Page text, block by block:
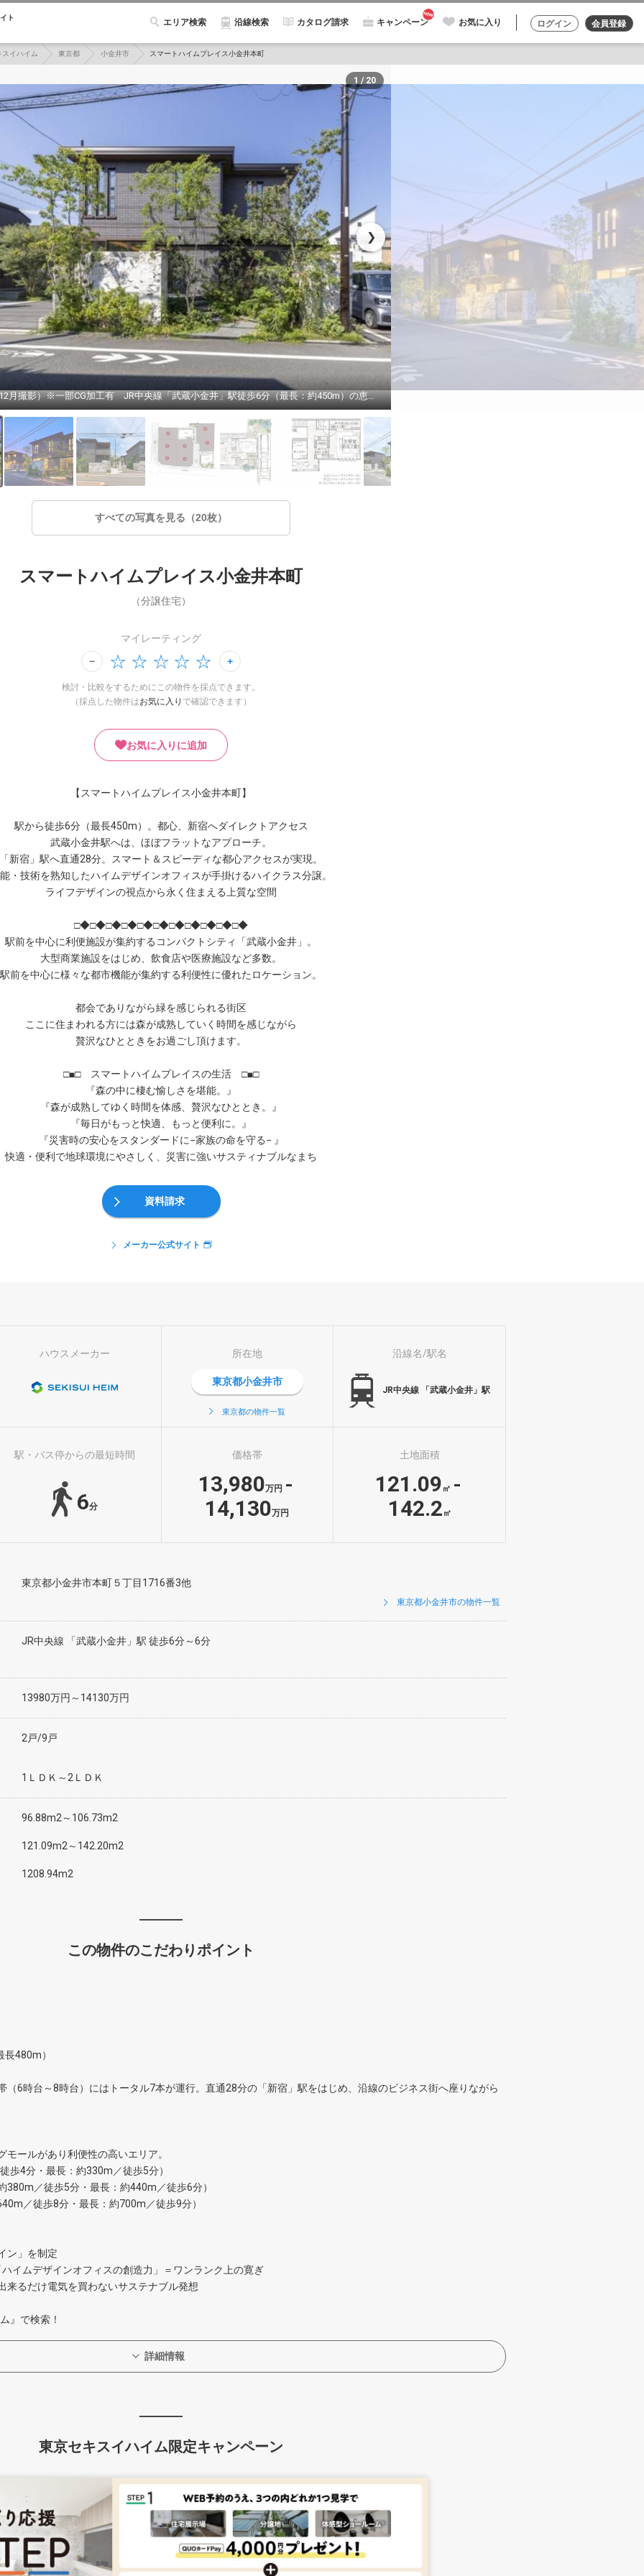
ト エリア検索 沿線検索 カタログ請求 キャンペーン お気に入り ログイン 会員登録
スイハイム 東京都 小金井市 スマートハイムプレイス小金井本町
空撮（2023年12月撮影）※一部CG加工有 JR中央線「武蔵小金井」駅徒歩6分（最長：約450m）の恵まれた立地に個性際立つ「スマートハイムプレイス小金井本町」が誕生。
❯
1 / 20
すべての写真を見る（20枚）
スマートハイムプレイス小金井本町
（分譲住宅）
マイレーティング
検討・比較をするためにこの物件を採点できます。
（採点した物件はお気に入り で確認できます）
お気に入りに追加
【スマートハイムプレイス小金井本町】
駅から徒歩6分（最長450m）。都心、新宿へダイレクトアクセス
武蔵小金井駅へは、ほぼフラットなアプローチ。
「新宿」駅へ直通28分。スマート＆スピーディな都心アクセスが実現。
・技術を熟知したハイムデザインオフィスが手掛けるハイクラス分譲。
ライフデザインの視点から永く住まえる上質な空間
□◆□◆□◆□◆□◆□◆□◆□◆□◆□◆□◆
駅前を中心に利便施設が集約するコンパクトシティ「武蔵小金井」。
大型商業施設をはじめ、飲食店や医療施設など多数。
駅前を中心に様々な都市機能が集約する利便性に優れたロケーション。
都会でありながら緑を感じられる街区
ここに住まわれる方には森が成熟していく時間を感じながら
贅沢なひとときをお過ごし頂けます。
□■□ スマートハイムプレイスの生活 □■□
『森の中に棲む愉しさを堪能。』
『森が成熟してゆく時間を体感、贅沢なひととき。』
『毎日がもっと快適、もっと便利に。』
『災害時の安心をスタンダードに−家族の命を守る− 』
快適・便利で地球環境にやさしく、災害に強いサスティナブルなまち
資料請求
メーカー公式サイト
ハウスメーカー 所在地
東京都小金井市
東京都の物件一覧
沿線名/駅名
JR中央線 「武蔵小金井」駅
駅・バス停からの最短時間
6分
価格帯
13,980万円 -
14,130万円
土地面積
121.09 ㎡ -
142.2 ㎡
東京都小金井市本町５丁目1716番3他
東京都小金井市の物件一覧
JR中央線 「武蔵小金井」駅 徒歩6分～6分
13980万円～14130万円
2戸/9戸
1ＬＤＫ～2ＬＤＫ
96.88m2～106.73m2
121.09m2～142.20m2
1208.94m2
この物件のこだわりポイント
480m）
（6時台～8時台）にはトータル7本が運行。直通28分の「新宿」駅をはじめ、沿線のビジネス街へ座りながら
ールがあり利便性の高いエリア。
歩4分・最長：約330m／徒歩5分）
／徒歩5分・最長：約440m／徒歩6分）
／徒歩8分・最長：約700m／徒歩9分）
ン」を制定
イムデザインオフィスの創造力」＝ワンランク上の寛ぎ
来るだけ電気を買わないサステナブル発想
』で検索！
詳細情報
東京セキスイハイム限定キャンペーン